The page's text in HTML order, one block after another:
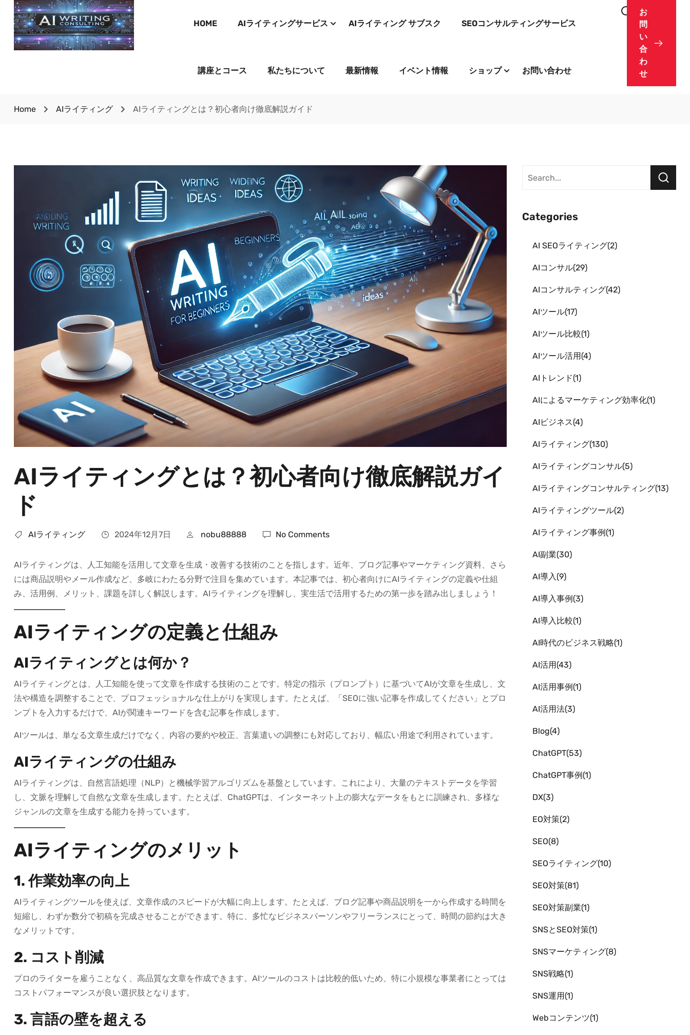
HOME AIライティングサービス AIライティング サブスク SEOコンサルティングサービス
講座とコース 私たちについて 最新情報 イベント情報 ショップ お問い合わせ
お
問
い
合
わ
せ
Home AIライティング AIライティングとは？初心者向け徹底解説ガイド
AIライティングとは？初心者向け徹底解説ガイ
ド
AIライティング 2024年12月7日 nobu88888 No Comments
AIライティングは、人工知能を活用して文章を生成・改善する技術のことを指します。近年、ブログ記事やマーケティング資料、さら
には商品説明やメール作成など、多岐にわたる分野で注目を集めています。本記事では、初心者向けにAIライティングの定義や仕組
み、活用例、メリット、課題を詳しく解説します。AIライティングを理解し、実生活で活用するための第一歩を踏み出しましょう！
AIライティングの定義と仕組み
AIライティングとは何か？
AIライティングとは、人工知能を使って文章を作成する技術のことです。特定の指示（プロンプト）に基づいてAIが文章を生成し、文
法や構造を調整することで、プロフェッショナルな仕上がりを実現します。たとえば、「SEOに強い記事を作成してください」とプロ
ンプトを入力するだけで、AIが関連キーワードを含む記事を作成します。
AIツールは、単なる文章生成だけでなく、内容の要約や校正、言葉遣いの調整にも対応しており、幅広い用途で利用されています。
AIライティングの仕組み
AIライティングは、自然言語処理（NLP）と機械学習アルゴリズムを基盤としています。これにより、大量のテキストデータを学習
し、文脈を理解して自然な文章を生成します。たとえば、ChatGPTは、インターネット上の膨大なデータをもとに訓練され、多様な
ジャンルの文章を生成する能力を持っています。
AIライティングのメリット
1. 作業効率の向上
AIライティングツールを使えば、文章作成のスピードが大幅に向上します。たとえば、ブログ記事や商品説明を一から作成する時間を
短縮し、わずか数分で初稿を完成させることができます。特に、多忙なビジネスパーソンやフリーランスにとって、時間の節約は大き
なメリットです。
2. コスト削減
プロのライターを雇うことなく、高品質な文章を作成できます。AIツールのコストは比較的低いため、特に小規模な事業者にとっては
コストパフォーマンスが良い選択肢となります。
3. 言語の壁を超える
Categories
AI SEOライティング 2
AIコンサル 29
AIコンサルティング 42
AIツール 17
AIツール比較 1
AIツール活用 4
AIトレンド 1
AIによるマーケティング効率化 1
AIビジネス 4
AIライティング 130
AIライティングコンサル 5
AIライティングコンサルティング 13
AIライティングツール 2
AIライティング事例 1
AI副業 30
AI導入 9
AI導入事例 3
AI導入比較 1
AI時代のビジネス戦略 1
AI活用 43
AI活用事例 1
AI活用法 3
Blog 4
ChatGPT 53
ChatGPT事例 1
DX 3
EO対策 2
SEO 8
SEOライティング 10
SEO対策 81
SEO対策副業 1
SNSとSEO対策 1
SNSマーケティング 8
SNS戦略 1
SNS運用 1
Webコンテンツ 1